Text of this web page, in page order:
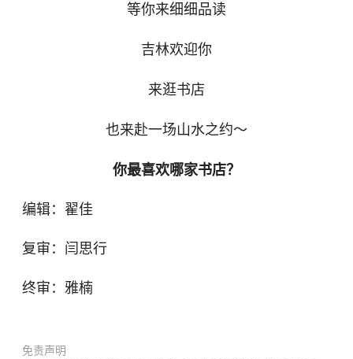
等你来细细品读
吉林欢迎你
来逛书店
也来赴一场山水之约～
你最喜欢哪家书店？
编辑：翟佳
复审：闫思行
终审：雅楠
免责声明